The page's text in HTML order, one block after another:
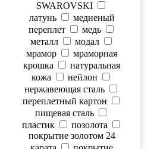
SWAROVSKI
латунь
медненый
переплет
медь
металл
модал
мрамор
мраморная
крошка
натуральная
кожа
нейлон
нержавеющая сталь
переплетный картон
пищевая сталь
пластик
позолота
покрытие золотом 24